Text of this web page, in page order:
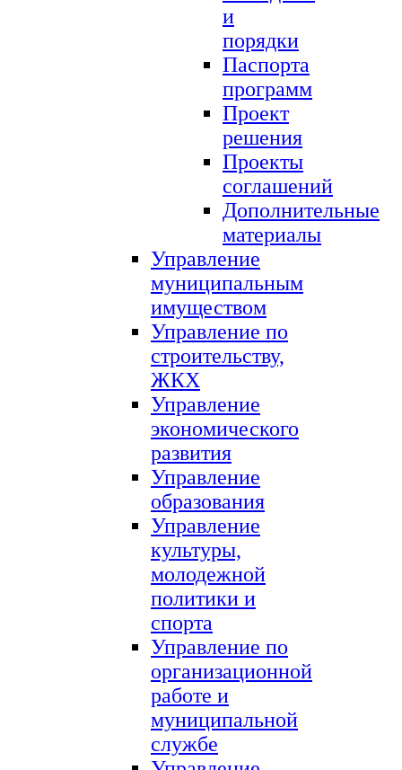
и
порядки
Паспорта
программ
Проект
решения
Проекты
соглашений
Дополнительные
материалы
Управление
муниципальным
имуществом
Управление по
строительству,
ЖКХ
Управление
экономического
развития
Управление
образования
Управление
культуры,
молодежной
политики и
спорта
Управление по
организационной
работе и
муниципальной
службе